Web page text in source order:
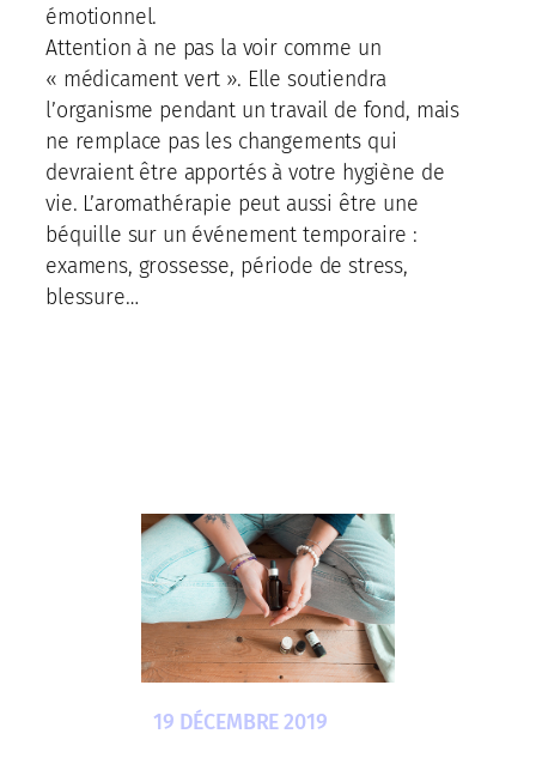
émotionnel.
Attention à ne pas la voir comme un
« médicament vert ». Elle soutiendra
l’organisme pendant un travail de fond, mais
ne remplace pas les changements qui
devraient être apportés à votre hygiène de
vie. L’aromathérapie peut aussi être une
béquille sur un événement temporaire :
examens, grossesse, période de stress,
blessure…
19 DÉCEMBRE 2019